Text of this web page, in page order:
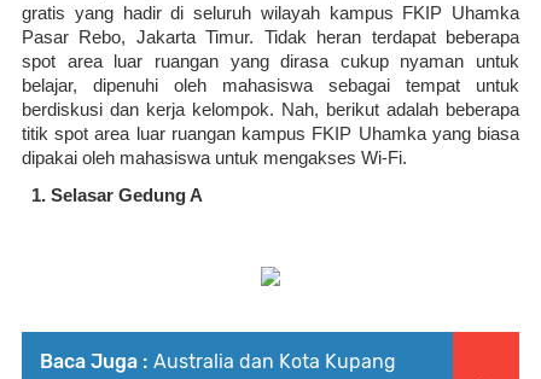
gratis yang hadir di seluruh wilayah kampus FKIP Uhamka
Pasar Rebo, Jakarta Timur. Tidak heran terdapat beberapa
spot area luar ruangan yang dirasa cukup nyaman untuk
belajar, dipenuhi oleh mahasiswa sebagai tempat untuk
berdiskusi dan kerja kelompok. Nah, berikut adalah beberapa
titik spot area luar ruangan kampus FKIP Uhamka yang biasa
dipakai oleh mahasiswa untuk mengakses Wi-Fi.
Selasar Gedung A
Baca Juga : Australia dan Kota Kupang